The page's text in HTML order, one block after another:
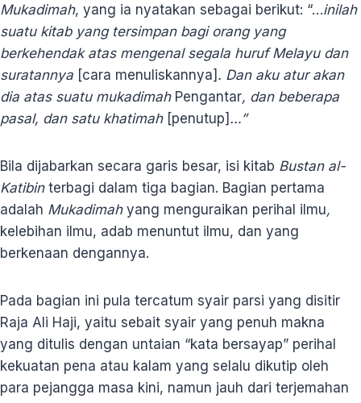
Mukadimah, yang ia nyatakan sebagai berikut: “…inilah
suatu kitab yang tersimpan bagi orang yang
berkehendak atas mengenal segala huruf Melayu dan
suratannya [cara menuliskannya] . Dan aku atur akan
dia atas suatu mukadimah Pengantar, dan beberapa
pasal, dan satu khatimah [penutup] …”
Bila dijabarkan secara garis besar, isi kitab Bustan al-
Katibin terbagi dalam tiga bagian. Bagian pertama
adalah Mukadimah yang menguraikan perihal ilmu,
kelebihan ilmu, adab menuntut ilmu, dan yang
berkenaan dengannya.
Pada bagian ini pula tercatum syair parsi yang disitir
Raja Ali Haji, yaitu sebait syair yang penuh makna
yang ditulis dengan untaian “kata bersayap” perihal
kekuatan pena atau kalam yang selalu dikutip oleh
para pejangga masa kini, namun jauh dari terjemahan